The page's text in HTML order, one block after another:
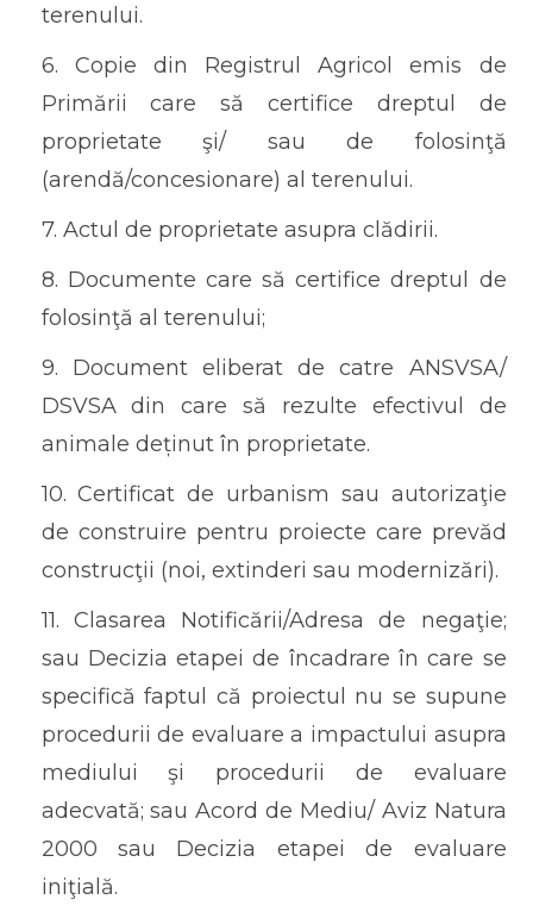
terenului.
6. Copie din Registrul Agricol emis de
Primării care să certifice dreptul de
proprietate şi/ sau de folosinţă
(arendă/concesionare) al terenului.
7. Actul de proprietate asupra clădirii.
8. Documente care să certifice dreptul de
folosinţă al terenului;
9. Document eliberat de catre ANSVSA/
DSVSA din care să rezulte efectivul de
animale deținut în proprietate.
10. Certificat de urbanism sau autorizaţie
de construire pentru proiecte care prevăd
construcţii (noi, extinderi sau modernizări).
11. Clasarea Notificării/Adresa de negaţie;
sau Decizia etapei de încadrare în care se
specifică faptul că proiectul nu se supune
procedurii de evaluare a impactului asupra
mediului şi procedurii de evaluare
adecvată; sau Acord de Mediu/ Aviz Natura
2000 sau Decizia etapei de evaluare
iniţială.